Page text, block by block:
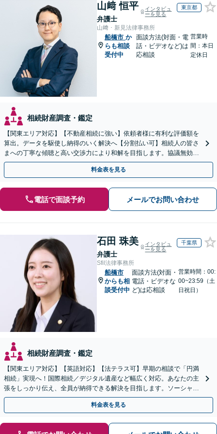
山﨑 恒平
弁護士
インタビュ
ーを見る
東京都
山﨑・新見法律事務所
船橋市 か
らも相談
受付中
面談方法(対面・電
話・ビデオなど)は
応相談
営業時
間：本日
定休日
相続財産調査・鑑定
【関東エリア対応】【不動産相続に強い】依頼者様に有利な評価額を
算出。データを駆使し納得のいく解決へ【分割払い可】相続人の皆さ
まへの丁寧な傾聴と高い交渉力により和解を目指します。協議無効確
認／遺言無効確認など、複雑な訴訟も実績豊富【夜間対応】
料金表を見る
電話で面談予約 メールでお問い合わせ
石田 珠美
弁護士
インタビュ
ーを見る
千葉県
Sfil法律事務所
船橋市
からも相
談受付中
面談方法(対面・
電話・ビデオな
ど)は応相談
営業時間：00:
00~23:59（土
日祝日）
相続財産調査・鑑定
【関東エリア対応】【英語対応】【法テラス可】早期の相談で「円満
相続」実現へ！国際相続／デジタル遺産など幅広く対応。あなたの主
張をしっかり伝え、全員が納得できる解決を目指します。ソーシャル
ワーカー兼司法書士と連携【WEB面談可｜24時間受付】
料金表を見る